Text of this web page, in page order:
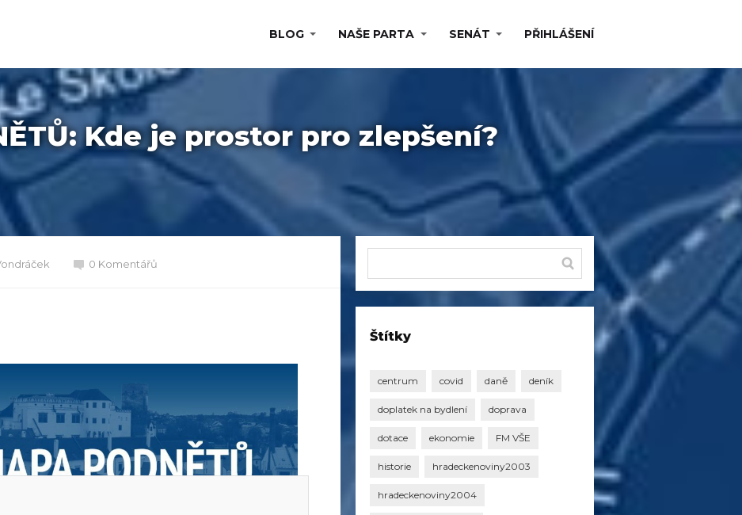
BLOG NAŠE PARTA SENÁT PŘIHLÁŠENÍ
Kde je prostor pro zlepšení?
0 Komentářů
Štítky
centrum covid daně deník
doplatek na bydlení doprava
dotace ekonomie FM VŠE
historie hradeckenoviny2003
hradeckenoviny2004